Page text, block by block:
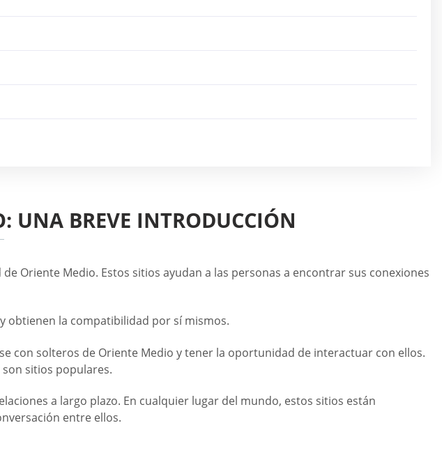
UNA BREVE INTRODUCCIÓN
Oriente Medio. Estos sitios ayudan a las personas a encontrar sus conexiones
obtienen la compatibilidad por sí mismos.
con solteros de Oriente Medio y tener la oportunidad de interactuar con ellos.
sitios populares.
a largo plazo. En cualquier lugar del mundo, estos sitios están
entre ellos.